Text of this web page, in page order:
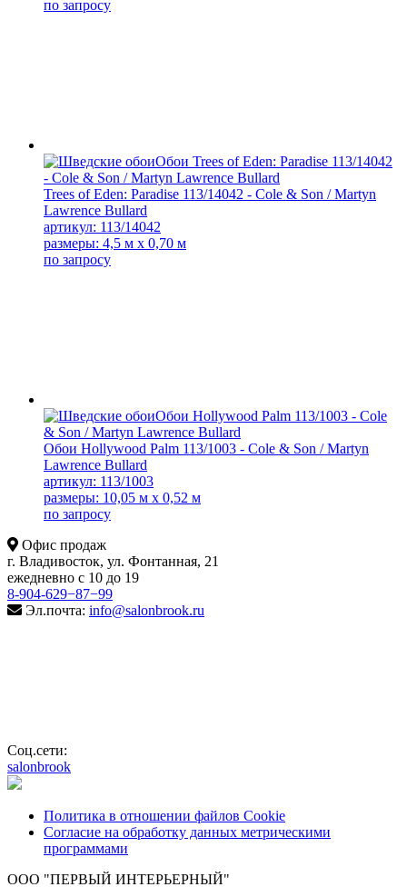
по запросу
Trees of Eden: Paradise 113/14042 - Cole & Son / Martyn
Lawrence Bullard
артикул: 113/14042
размеры: 4,5 м x 0,70 м
по запросу
Обои Hollywood Palm 113/1003 - Cole & Son / Martyn
Lawrence Bullard
артикул: 113/1003
размеры: 10,05 м x 0,52 м
по запросу
Офис продаж
г. Владивосток, ул. Фонтанная, 21
ежедневно с 10 до 19
8-904-629−87−99
Эл.почта: info@salonbrook.ru
Соц.сети:
salonbrook
Политика в отношении файлов Cookie
Согласие на обработку данных метрическими
программами
ООО "ПЕРВЫЙ ИНТЕРЬЕРНЫЙ"